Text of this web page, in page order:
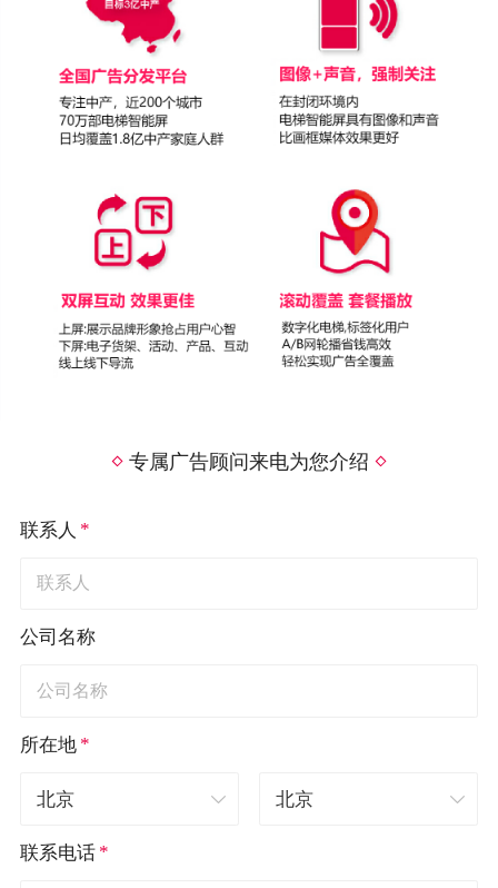
专属广告顾问来电为您介绍
联系人 *
公司名称
所在地 *
联系电话 *